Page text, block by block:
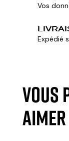
Vos
Expédié
VOUS
AIMER